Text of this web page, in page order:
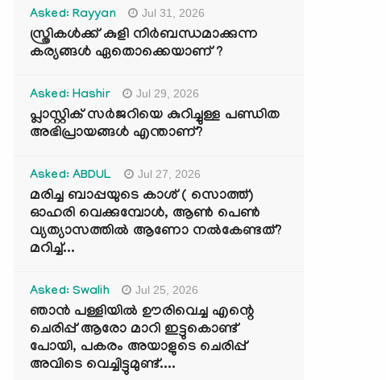
Asked: Rayyan Jul 31, 2026
സ്ത്രികൾക്ക് കുളി നിർബന്ധമാക്കുന്ന
കര്യങ്ങൾ ഏതൊക്കെയാണ് ?
Asked: Hashir Jul 29, 2026
പ്ലാസ്റ്റിക് സർജറിയെ കുറിച്ചുള്ള പണ്ഡിത
അഭിപ്രായങ്ങൾ എന്താണ്?
Asked: ABDUL Jul 27, 2026
മരിച്ച ബാപ്പയുടെ കാശ് ( സൊത്ത്)
ഓഹരി വെക്കുമ്പോൾ, ആണ്‍ പെണ്‍
വ്യത്യാസത്തില്‍ ആണോ നല്‍കേണ്ടത്?
മറിച്ച്...
Asked: Swalih Jul 25, 2026
ഞാൻ പള്ളിയിൽ ഊരിവെച്ച എന്റെ
ചെരിപ്പ് ആരോ മാറി ഇട്ടുകൊണ്ട്
പോയി, പകരം അയാളുടെ ചെരിപ്പ്
അവിടെ വെച്ചിട്ടുമുണ്ട്....